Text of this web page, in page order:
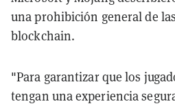
una prohibición general de
blockchain.
"Para garantizar que los
tengan una experiencia